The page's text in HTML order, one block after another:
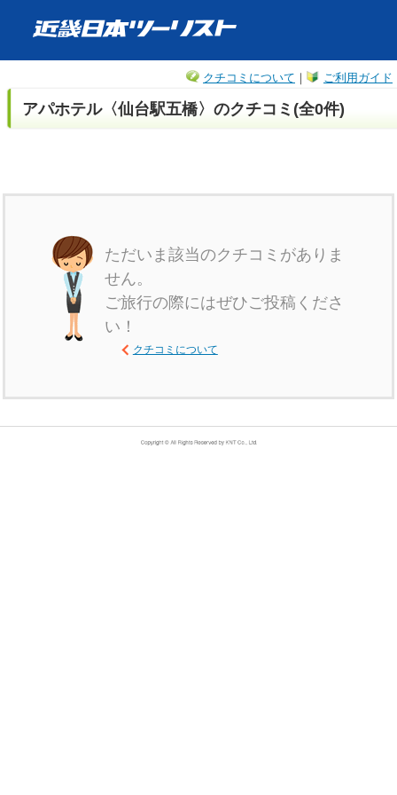
ご利用ガイド
クチコミについて ｜
アパホテル〈仙台駅五橋〉のクチコミ(全0件)
ただいま該当のクチコミがありま
せん。
ご旅行の際にはぜひご投稿くださ
い！
クチコミについて